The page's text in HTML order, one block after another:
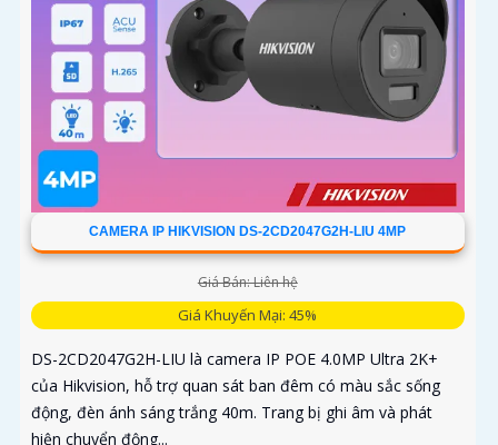
CAMERA IP HIKVISION DS-2CD2047G2H-LIU 4MP
Giá Bán: Liên hệ
Giá Khuyến Mại: 45%
DS-2CD2047G2H-LIU là camera IP POE 4.0MP Ultra 2K+
của Hikvision, hỗ trợ quan sát ban đêm có màu sắc sống
động, đèn ánh sáng trắng 40m. Trang bị ghi âm và phát
hiện chuyển động...